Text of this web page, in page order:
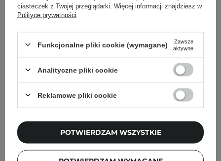
NOWOŚĆ
Nuud - The Stick - Naturalny Dezodorant w Sztyfcie -
Orange x Ginger - 45g
ciasteczek z Twojej przeglądarki. Więcej informacji znajdziesz w
Polityce prywatności
Funkcjonalne pliki cookie (wymagane)
Zawsze
aktywne
Analityczne pliki cookie
Reklamowe pliki cookie
POTWIERDZAM WSZYSTKIE